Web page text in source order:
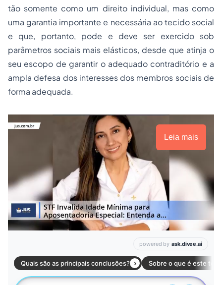
tão somente como um direito individual, mas como
uma garantia importante e necessária ao tecido social
e que, portanto, pode e deve ser exercido sob
parâmetros sociais mais elásticos, desde que atinja o
seu escopo de garantir o adequado contraditório e a
ampla defesa dos interesses dos membros sociais de
forma adequada.
Leia mais